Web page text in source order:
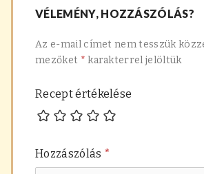
VÉLEMÉNY, HOZZÁSZÓLÁS?
Az e-mail címet nem tesszük
mezőket * karakterrel jelöltük
Recept értékelése
Hozzászólás *